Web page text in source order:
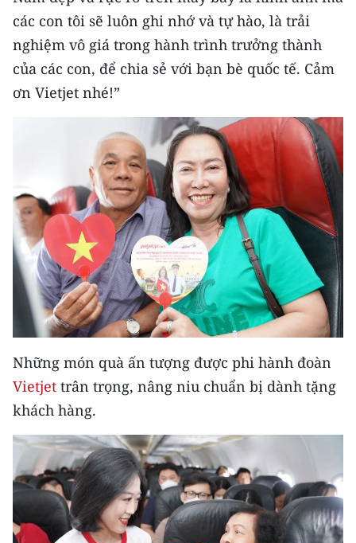
ENGLISH
中文
FRANÇAIS
한국어
các con tôi sẽ luôn ghi nhớ và tự hào, là trải
nghiệm vô giá trong hành trình trưởng thành
của các con, để chia sẻ với bạn bè quốc tế. Cảm
ơn Vietjet nhé!”
Những món quà ấn tượng được phi hành đoàn
Vietjet trân trọng, nâng niu chuẩn bị dành tặng
khách hàng.